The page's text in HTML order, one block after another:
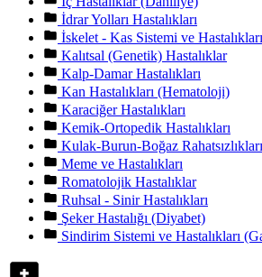
İdrar Yolları Hastalıkları
İskelet - Kas Sistemi ve
Kalıtsal (Genetik) Hastalıklar
Kalp-Damar Hastalıkları
Kan Hastalıkları (Hematoloji)
Karaciğer Hastalıkları
Kemik-Ortopedik Hastalıkları
Kulak-Burun-Boğaz Rahatsızlıkları
Meme ve Hastalıkları
Romatolojik Hastalıklar
Ruhsal - Sinir Hastalıkları
Şeker Hastalığı (Diyabet)
Sindirim Sistemi ve Hastalıkları